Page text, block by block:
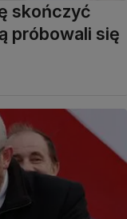
skończyć
próbowali się